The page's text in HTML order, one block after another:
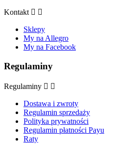
Kontakt  
Sklepy
My na Allegro
My na Facebook
Regulaminy
Regulaminy  
Dostawa i zwroty
Regulamin sprzedaży
Polityka prywatności
Regulamin płatności Payu
Raty